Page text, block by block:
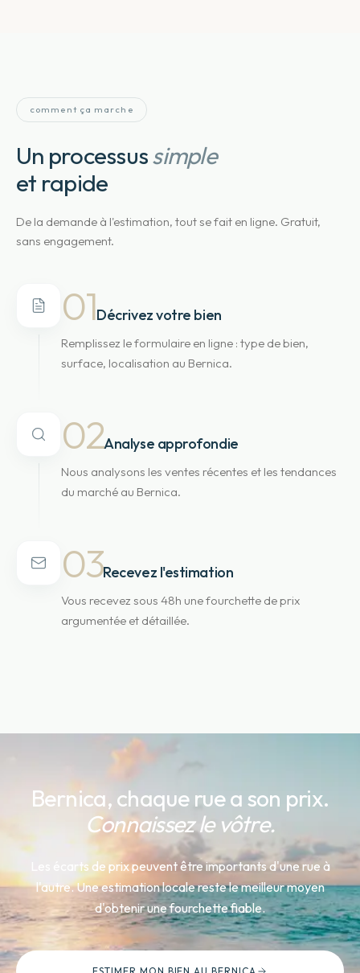
comment ça marche
Un processussimple
et rapide
De la demande à l'estimation, tout se fait en ligne. Gratuit,
sans engagement.
01Décrivez votre bien
Remplissez le formulaire en ligne : type de bien,
surface, localisation au Bernica.
02Analyse approfondie
Nous analysons les ventes récentes et les tendances
du marché au Bernica.
03Recevez l'estimation
Vous recevez sous 48h une fourchette de prix
argumentée et détaillée.
Bernica, chaque rue a son prix.
Connaissez le vôtre.
Les écarts de prix peuvent être importants d'une rue à
l'autre. Une estimation locale reste le meilleur moyen
d'obtenir une fourchette fiable.